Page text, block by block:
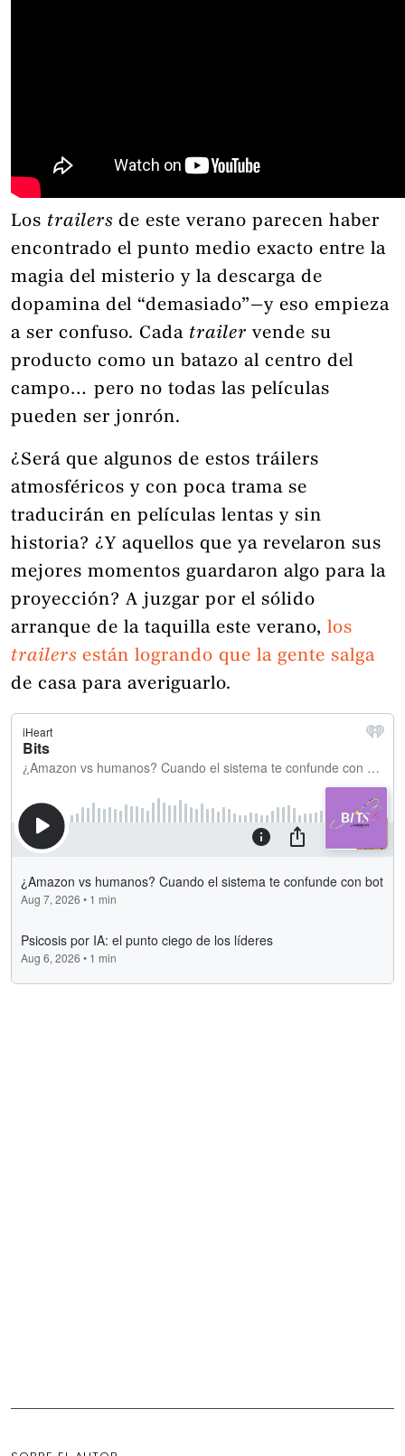
Los trailers de este verano parecen haber
encontrado el punto medio exacto entre la
magia del misterio y la descarga de
dopamina del “demasiado”—y eso empieza
a ser confuso. Cada trailer vende su
producto como un batazo al centro del
campo… pero no todas las películas
pueden ser jonrón.
¿Será que algunos de estos tráilers
atmosféricos y con poca trama se
traducirán en películas lentas y sin
historia? ¿Y aquellos que ya revelaron sus
mejores momentos guardaron algo para la
proyección? A juzgar por el sólido
arranque de la taquilla este verano, los
trailers están logrando que la gente salga
de casa para averiguarlo.